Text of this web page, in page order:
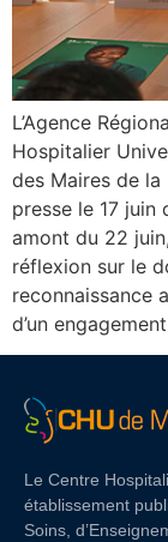
L’Agence
Hospitalier
des Maires de
presse le 17
amont du 22
réflexion sur le
reconnaissance
d’un
Le Centre
établissement
Soins,